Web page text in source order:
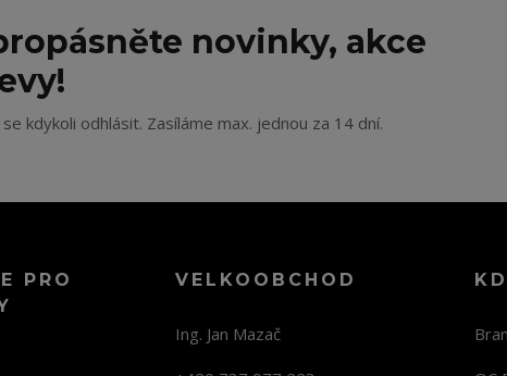
novinky, akce
kdykoli odhlásit. Zasíláme max. jednou za 14 dní.
PRO
VELKOOBCHOD
Ing. Jan Mazač